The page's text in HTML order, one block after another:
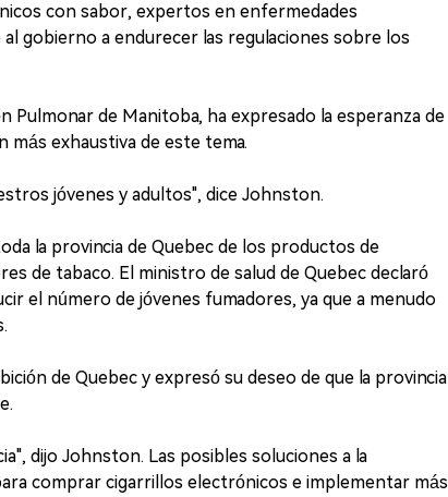
con sabor, expertos en enfermedades
gobierno a endurecer las regulaciones sobre los
Pulmonar de Manitoba, ha expresado la esperanza de
más exhaustiva de este tema.
jóvenes y adultos", dice Johnston.
la provincia de Quebec de los productos de
de tabaco. El ministro de salud de Quebec declaró
el número de jóvenes fumadores, ya que a menudo
de Quebec y expresó su deseo de que la provincia
dijo Johnston. Las posibles soluciones a la
comprar cigarrillos electrónicos e implementar más